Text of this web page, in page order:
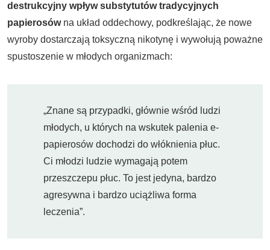
destrukcyjny wpływ substytutów tradycyjnych
papierosówna układ oddechowy, podkreślając, że nowe
wyroby dostarczają toksyczną nikotynę i wywołują poważne
spustoszenie w młodych organizmach:
„Znane są przypadki, głównie wśród ludzi
młodych, u których na wskutek palenia e-
papierosów dochodzi do włóknienia płuc.
Ci młodzi ludzie wymagają potem
przeszczepu płuc. To jest jedyna, bardzo
agresywna i bardzo uciążliwa forma
leczenia”.